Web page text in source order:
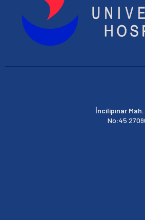
İncilipınar
No:45